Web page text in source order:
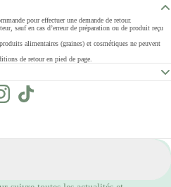
pour effectuer une demande de retour.
sauf en cas d’erreur de préparation ou de produit reçu
alimentaires (graines) et cosmétiques ne peuvent
de retour en pied de page.